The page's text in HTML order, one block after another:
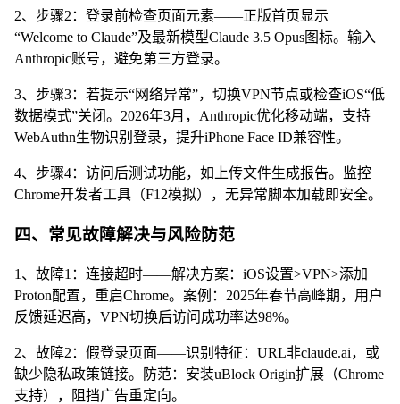
2、步骤2：登录前检查页面元素——正版首页显示
“Welcome to Claude”及最新模型Claude 3.5 Opus图标。输入
Anthropic账号，避免第三方登录。
3、步骤3：若提示“网络异常”，切换VPN节点或检查iOS“低
数据模式”关闭。2026年3月，Anthropic优化移动端，支持
WebAuthn生物识别登录，提升iPhone Face ID兼容性。
4、步骤4：访问后测试功能，如上传文件生成报告。监控
Chrome开发者工具（F12模拟），无异常脚本加载即安全。
四、常见故障解决与风险防范
1、故障1：连接超时——解决方案：iOS设置>VPN>添加
Proton配置，重启Chrome。案例：2025年春节高峰期，用户
反馈延迟高，VPN切换后访问成功率达98%。
2、故障2：假登录页面——识别特征：URL非claude.ai，或
缺少隐私政策链接。防范：安装uBlock Origin扩展（Chrome
支持），阻挡广告重定向。